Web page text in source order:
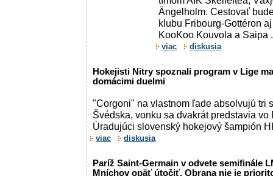
Ängelholm. Cestovať
klubu Fribourg-Gottéron
KooKoo Kouvola a Saipa
viac diskusia
Hokejisti Nitry spoznali program v Lige
domácimi duelmi
"Corgoni" na vlastnom ľade absolvujú tri
Švédska, vonku sa dvakrát predstavia
Úradujúci slovenský hokejový šampión
viac diskusia
Paríž Saint-Germain v odvete semifinále
Mníchov opäť útočiť. Obrana nie je